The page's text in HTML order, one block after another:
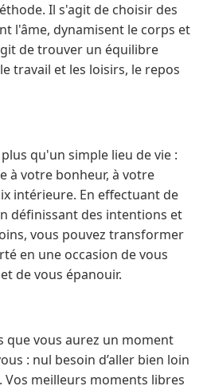
Il s'agit de choisir des
l'âme, dynamisent le corps et
de trouver un équilibre
travail et les loisirs, le repos
qu'un simple lieu de vie :
à votre bonheur, à votre
intérieure. En effectuant de
définissant des intentions et
vous pouvez transformer
en une occasion de vous
de vous épanouir.
que vous aurez un moment
: nul besoin d’aller bien loin
meilleurs moments libres